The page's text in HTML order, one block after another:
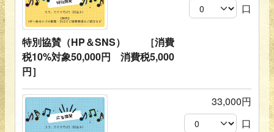
特別協賛（HP＆SNS） ［消費
税10%対象50,000円 消費税5,000
円］
口
33,000円
口